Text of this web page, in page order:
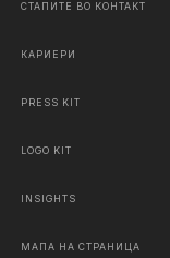
СТАПИТЕ ВО КОНТАКТ
КАРИЕРИ
PRESS KIT
LOGO KIT
INSIGHTS
МАПА НА СТРАНИЦА